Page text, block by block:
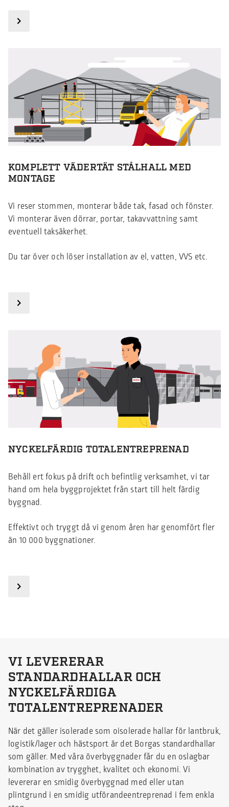
KOMPLETT VÄDERTÄT STÅLHALL MED
MONTAGE
Vi reser stommen, monterar både tak, fasad och fönster.
Vi monterar även dörrar, portar, takavvattning samt
eventuell taksäkerhet.
Du tar över och löser installation av el, vatten, VVS etc.
NYCKELFÄRDIG TOTALENTREPRENAD
Behåll ert fokus på drift och befintlig verksamhet, vi tar
hand om hela byggprojektet från start till helt färdig
byggnad.
Effektivt och tryggt då vi genom åren har genomfört fler
än 10 000 byggnationer.
VI LEVERERAR
STANDARDHALLAR OCH
NYCKELFÄRDIGA
TOTALENTREPRENADER
När det gäller isolerade som oisolerade hallar för lantbruk,
logistik/lager och hästsport är det Borgas standardhallar
som gäller. Med våra överbyggnader får du en oslagbar
kombination av trygghet, kvalitet och ekonomi. Vi
levererar en smidig överbyggnad med eller utan
plintgrund i en smidig utförandeentreprenad i fem enkla